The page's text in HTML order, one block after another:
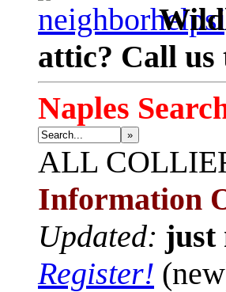
attic? Call us
Naples
»
ALL
Information
Updated: just
Register!